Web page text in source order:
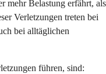
mehr Belastung erfährt, als
Verletzungen treten bei
bei alltäglichen
führen, sind: